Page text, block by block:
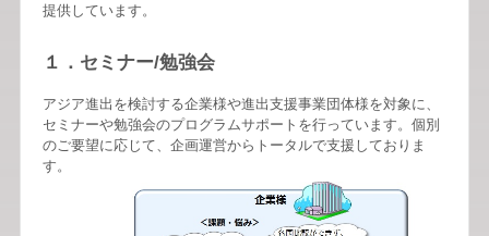
提供しています。
１．セミナー/勉強会
アジア進出を検討する企業様や進出支援事業団体様を対象に、
セミナーや勉強会のプログラムサポートを行っています。個別
のご要望に応じて、企画運営からトータルで支援しておりま
す。